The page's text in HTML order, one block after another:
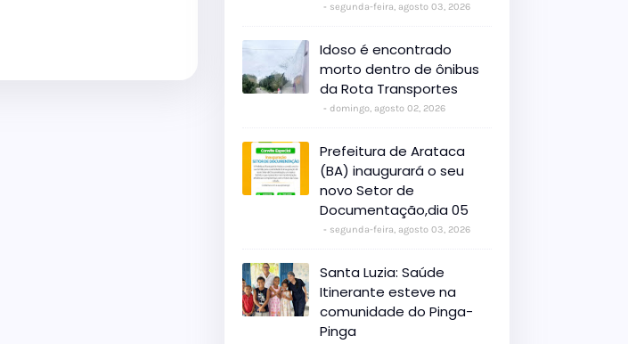
segunda-feira, agosto 03, 2026
Idoso é encontrado
morto dentro de ônibus
da Rota Transportes
domingo, agosto 02, 2026
Prefeitura de Arataca
(BA) inaugurará o seu
novo Setor de
Documentação,dia 05
segunda-feira, agosto 03, 2026
Santa Luzia: Saúde
Itinerante esteve na
comunidade do Pinga-
Pinga